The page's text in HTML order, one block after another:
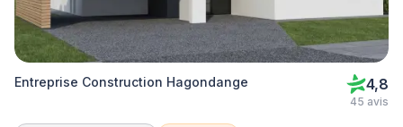
Entreprise Construction Hagondange 4,8
45 avis